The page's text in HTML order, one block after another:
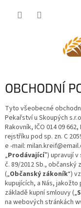
OBCHODNÍ
Tyto všeobecné
Pekařství u Skoupých
Rakovník, IČO 014 09
rejstříku pod sp. zn. C
e -mail:
„Prodávající”) upravují
č. 89/2012 Sb.,
(„Občanský zákoník“)
kupujících, a Nás,
základě kupní smlouvy („
na webových stránkách